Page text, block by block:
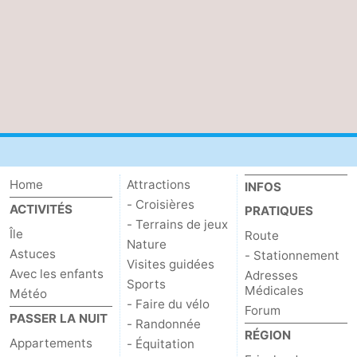
Home
ACTIVITÉS
Île
Astuces
Avec les enfants
Météo
PASSER LA NUIT
Appartements
Attractions
- Croisières
- Terrains de jeux
Nature
Visites guidées
Sports
- Faire du vélo
- Randonnée
- Équitation
INFOS
PRATIQUES
Route
- Stationnement
Adresses
Médicales
Forum
RÉGION